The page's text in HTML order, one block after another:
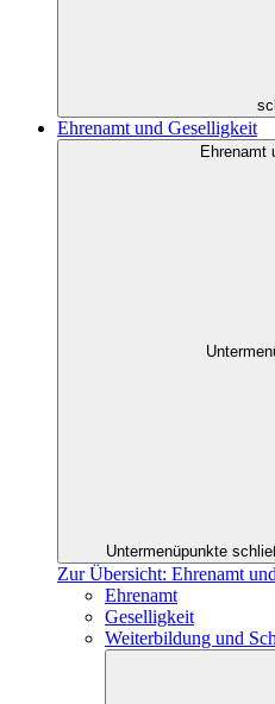
Ehrenamt und Geselligkeit
Ehrenamt
Untermenüpunkte
Zur Übersicht: Ehrenamt
Ehrenamt
Geselligkeit
Weiterbildung und